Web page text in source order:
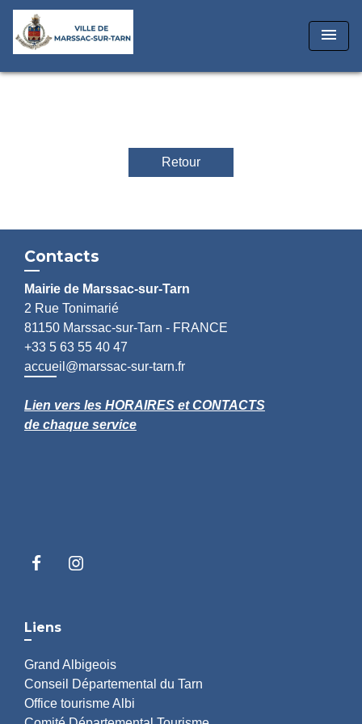
menu
Retour
Contacts
Mairie de Marssac-sur-Tarn
2 Rue Tonimarié
81150 Marssac-sur-Tarn - FRANCE
+33 5 63 55 40 47
accueil@marssac-sur-tarn.fr
Lien vers les HORAIRES et CONTACTS
de chaque service
Liens
Grand Albigeois
Conseil Départemental du Tarn
Office tourisme Albi